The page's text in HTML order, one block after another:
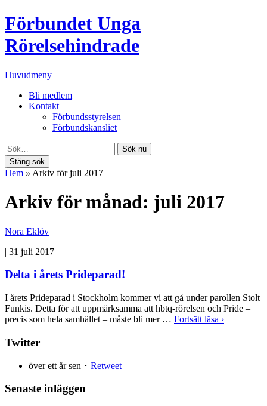
Förbundet Unga
Rörelsehindrade
Huvudmeny
Bli medlem
Kontakt
Förbundsstyrelsen
Förbundskansliet
Sök nu
Stäng sök
Hem » Arkiv för juli 2017
Arkiv för månad: juli 2017
Nora Eklöv
| 31 juli 2017
Delta i årets Prideparad!
I årets Prideparad i Stockholm kommer vi att gå under parollen Stolt
Funkis. Detta för att uppmärksamma att hbtq-rörelsen och Pride –
precis som hela samhället – måste bli mer … Fortsätt läsa ›
Twitter
över ett år sen ･ Retweet
Senaste inläggen